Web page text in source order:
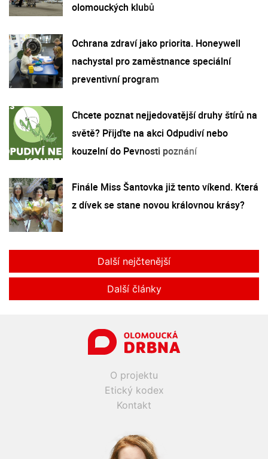
olomouckých klubů
Ochrana zdraví jako priorita. Honeywell
nachystal pro zaměstnance speciální
preventivní program
Chcete poznat nejjedovatější druhy štírů na
světě? Přijďte na akci Odpudiví nebo
kouzelní do Pevnosti poznání
Finále Miss Šantovka již tento víkend. Která
z dívek se stane novou královnou krásy?
Další nejčtenější
Další články
O projektu
Etický kodex
Kontakt